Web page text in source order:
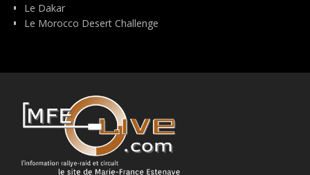
Le Dakar
Le Morocco Desert Challenge